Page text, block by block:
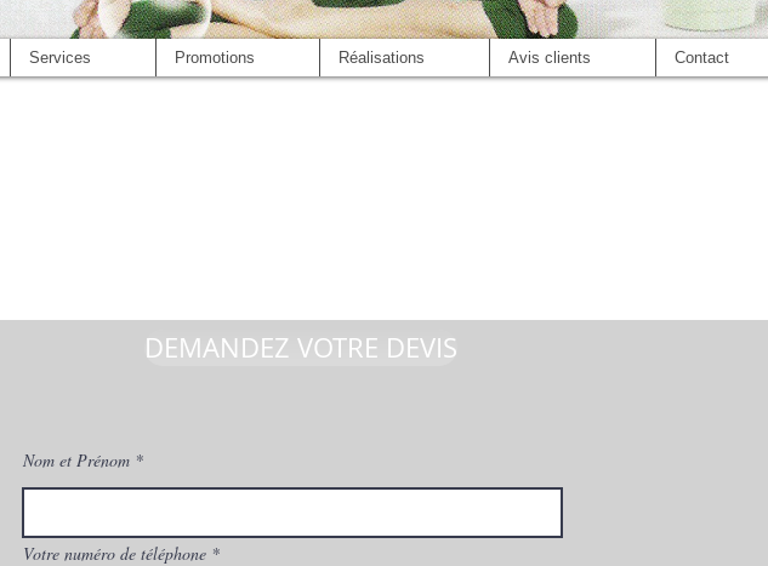
Services Promotions Réalisations Avis clients Contact
DEMANDEZ VOTRE DEVIS
Nom et Prénom
Votre numéro de téléphone